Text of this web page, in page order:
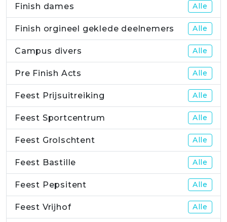
Finish dames Alle
Finish orgineel geklede deelnemers Alle
Campus divers Alle
Pre Finish Acts Alle
Feest Prijsuitreiking Alle
Feest Sportcentrum Alle
Feest Grolschtent Alle
Feest Bastille Alle
Feest Pepsitent Alle
Feest Vrijhof Alle